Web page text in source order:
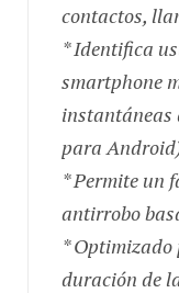
contactos,
* Identifica
smartphone
instantáneas
para
* Permite un
antirrobo
* Optimizado
duración de